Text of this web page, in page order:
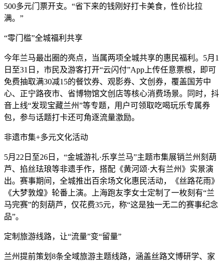
500多元门票开支。“省下来的钱刚好打卡美食，性价比拉
满。”
“零门槛”全城福利共享
今年兰马最出圈的亮点，当属两项全城共享的惠民福利。5月1
日至31日，市民及游客打开“云闪付”App上传任意票根，即可
免费抽取满30减15的餐饮券、观影券、文创券，覆盖国芳中
心、正宁路夜市、省博物馆文创店等核心消费场景。同时，抖
音上线“发现宝藏兰州”等专题，用户可领取吃喝玩乐专属券
包，参与话题打卡还可角逐流量激励。
非遗市集+多元文化活动
5月22日至26日，“金城游礼·乐享兰马”主题市集展销兰州刻葫
芦、掐丝珐琅等非遗手作，搭配《黄河颂·大有兰州》实景演
出。赛事期间，全城推出百余场文化惠民活动，《丝路花雨》
《大梦敦煌》轮番上演。上海跑友李女士定制了一枚刻有“兰
马完赛”的刻葫芦，仅花费35元，称“这是独一无二的赛事纪念
品”。
定制旅游线路，让“流量”变“留量”
兰州提前策划8条全域旅游主题线路，涵盖丝路文博研学、家